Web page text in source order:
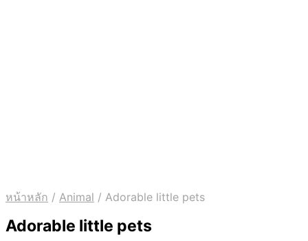
หน้าหลัก / Animal / Adorable little pets
Adorable little pets